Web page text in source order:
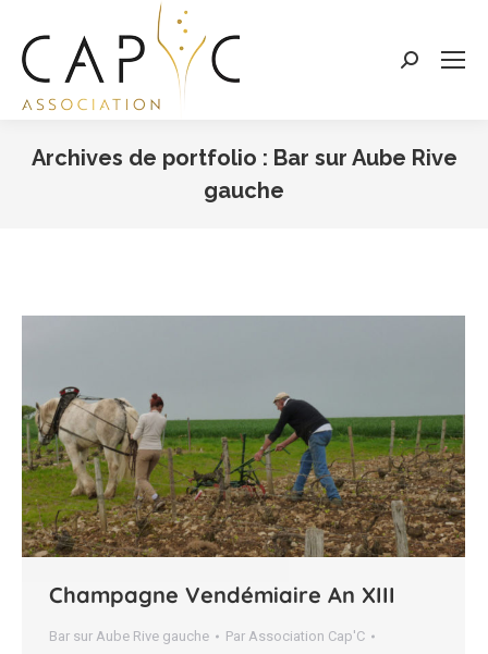
Search:
Archives de portfolio : Bar sur Aube Rive
gauche
Champagne Vendémiaire An XIII
Bar sur Aube Rive gauche Par Association Cap'C